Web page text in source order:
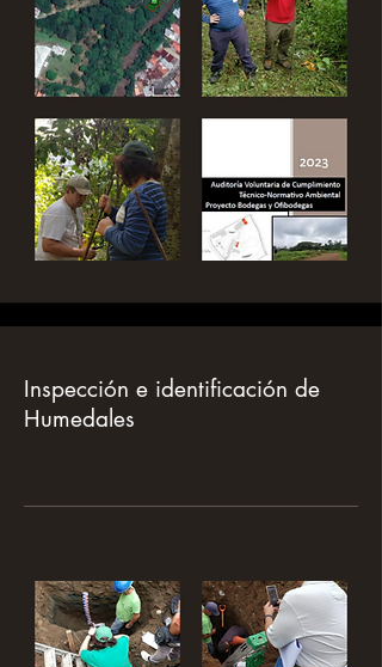
Inspección e identificación de
Humedales